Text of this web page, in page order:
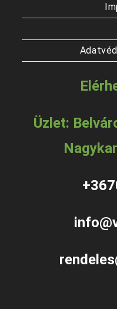
Üzlet: